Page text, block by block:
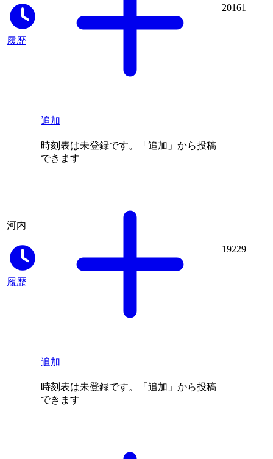
履歴
追加
20161
河内
履歴
時刻表は未登録です。「追加」から投稿
できます
追加
19229
時刻表は未登録です。「追加」から投稿
できます